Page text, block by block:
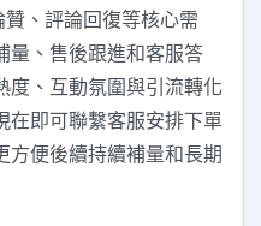
、評論回復等核心需
量、售後跟進和客服答
度、互動氛圍與引流轉化
在即可聯繫客服安排下單
方便後續持續補量和長期